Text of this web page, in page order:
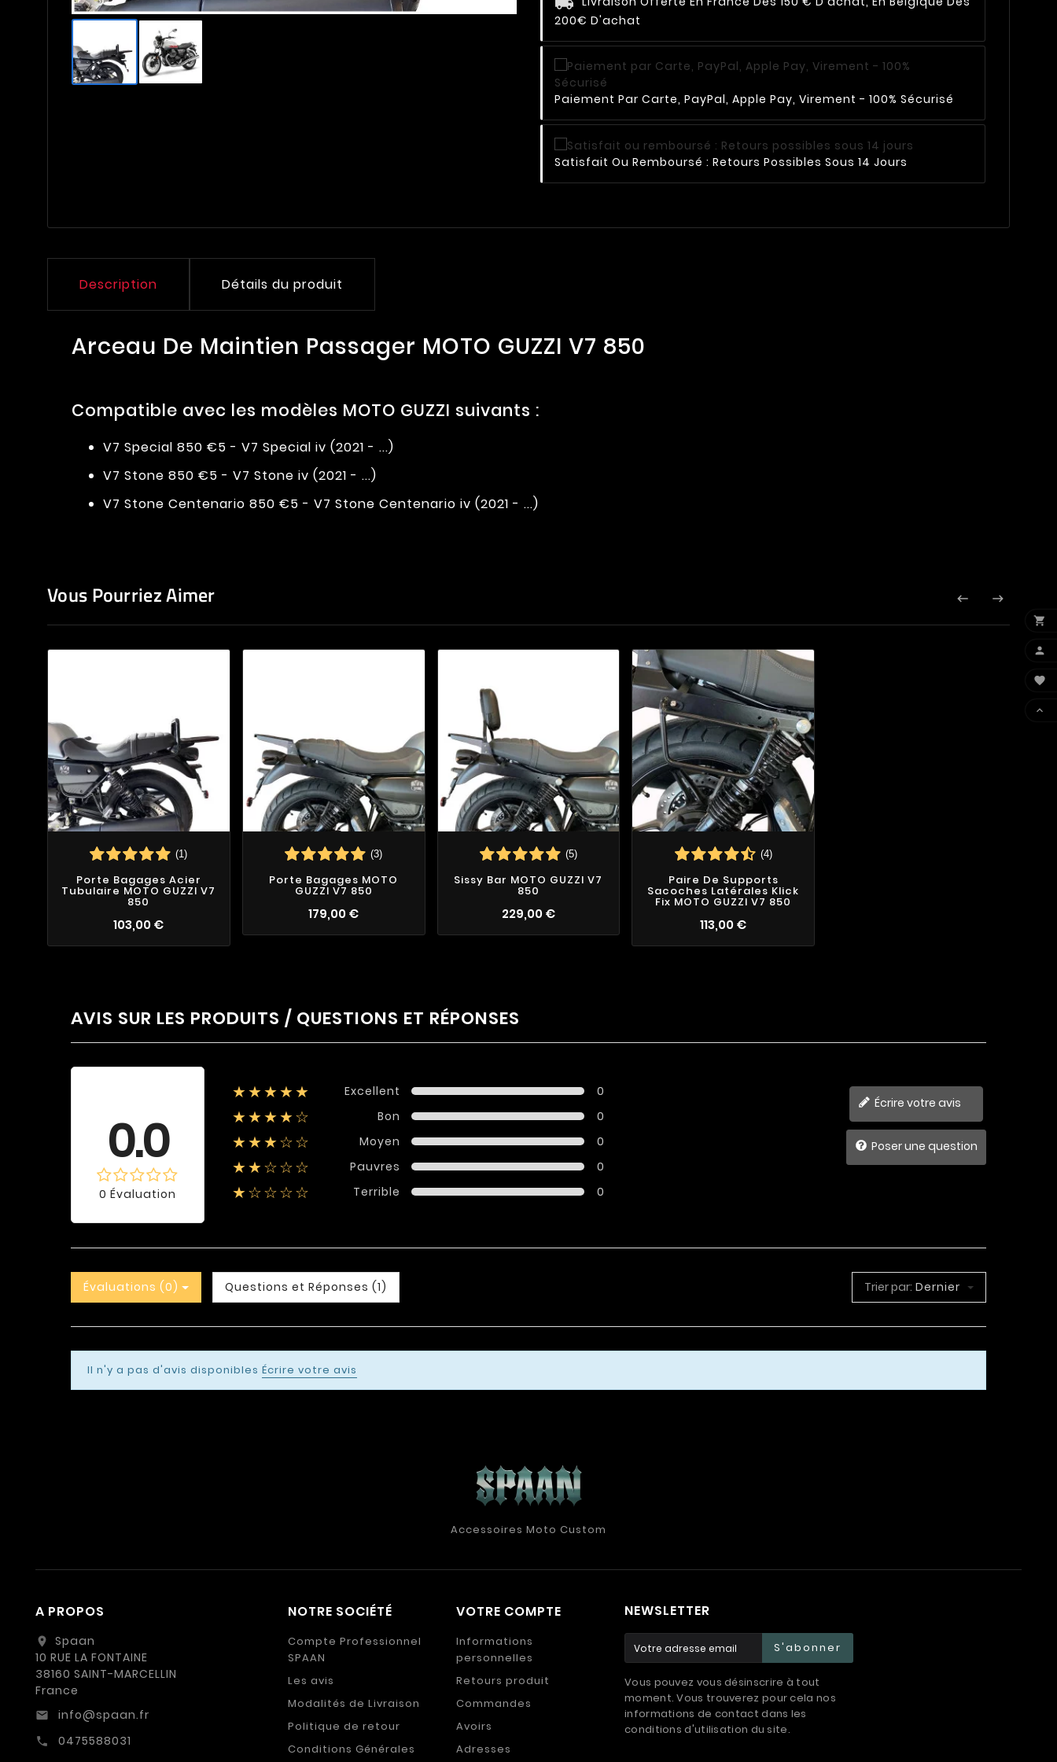
200€ D'achat
Paiement Par Carte, PayPal, Apple Pay, Virement - 100% Sécurisé
Satisfait Ou Remboursé : Retours Possibles Sous 14 Jours
Description Détails du produit
Arceau De Maintien Passager MOTO GUZZI V7 850
Compatible avec les modèles MOTO GUZZI suivants :
V7 Special 850 €5 - V7 Special iv (2021 - ...)
V7 Stone 850 €5 - V7 Stone iv (2021 - ...)
V7 Stone Centenario 850 €5 - V7 Stone Centenario iv (2021 - ...)
Vous Pourriez Aimer  
(1)
Porte Bagages Acier
Tubulaire MOTO GUZZI V7
850
103,00 €
(3)
Porte Bagages MOTO
GUZZI V7 850
179,00 €
(5)
Sissy Bar MOTO GUZZI V7
850
229,00 €
(4)
Paire De Supports
Sacoches Latérales Klick
Fix MOTO GUZZI V7 850
113,00 €
AVIS SUR LES PRODUITS / QUESTIONS ET RÉPONSES
0.0
0 Évaluation
★★★★★ Excellent 0
★★★★☆ Bon 0
★★★☆☆ Moyen 0
★★☆☆☆ Pauvres 0
★☆☆☆☆ Terrible 0
Écrire votre avis
Poser une question
Évaluations (0) Questions et Réponses (1) Trier par: Dernier
Il n'y a pas d'avis disponibles Écrire votre avis
Accessoires Moto Custom
A PROPOS
location_on
Spaan
10 RUE LA FONTAINE
38160 SAINT-MARCELLIN
France
email info@spaan.fr
call 0475588031
NOTRE SOCIÉTÉ
Compte Professionnel
SPAAN
Les avis
Modalités de Livraison
Politique de retour
Conditions Générales
VOTRE COMPTE
Informations
personnelles
Retours produit
Commandes
Avoirs
Adresses
NEWSLETTER
S'abonner
Vous pouvez vous désinscrire à tout
moment. Vous trouverez pour cela nos
informations de contact dans les
conditions d'utilisation du site.



